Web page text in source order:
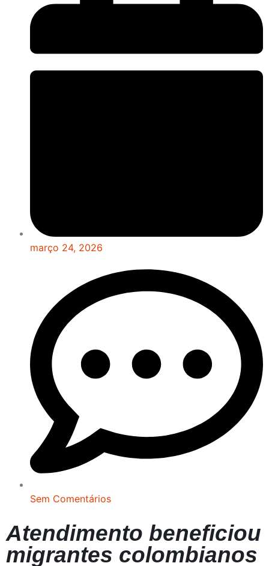
março 24, 2026
Sem Comentários
Atendimento beneficiou
migrantes colombianos